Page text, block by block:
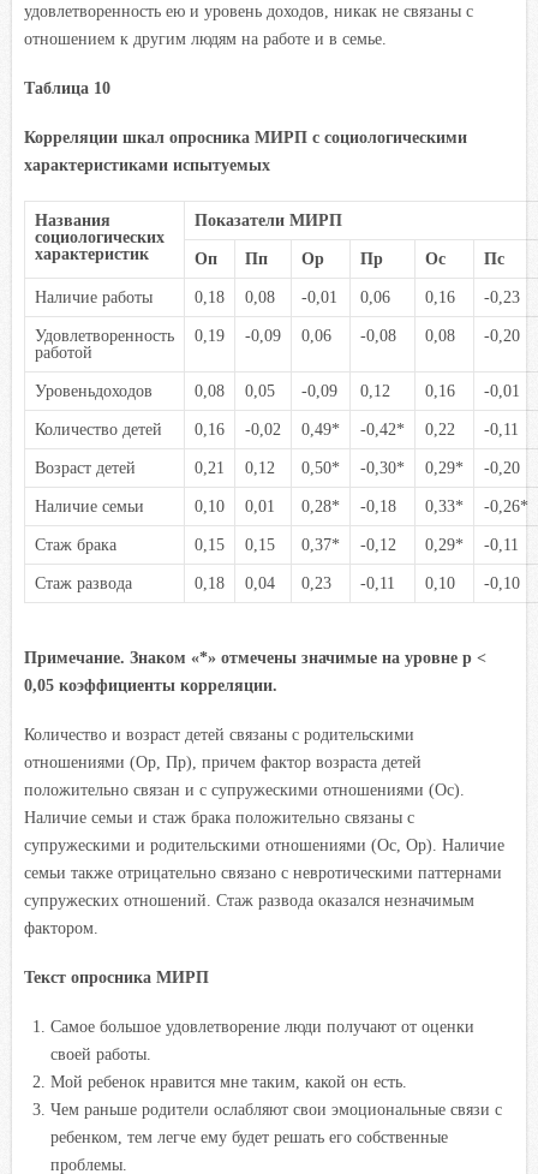
удовлетворенность ею и уровень доходов, никак не связаны с
отношением к другим людям на работе и в семье.
Таблица 10
Корреляции шкал опросника МИРП с социологическими
характеристиками испытуемых
Названия
социологических
характеристик
Показатели МИРП
Оп
Пп Ор Пр Ос
Пс
Наличие работы
0,18 0,08 -0,01 0,06 0,16
-0,23
Удовлетворенность
работой
0,19 -0,09 0,06 -0,08 0,08 -0,20
Уровеньдоходов 0,08 0,05 -0,09 0,12 0,16
-0,01
Количество детей
0,16 -0,02 0,49* -0,42* 0,22
-0,11
Возраст детей
0,21 0,12 0,50* -0,30* 0,29*
-0,20
Наличие семьи
0,10 0,01 0,28* -0,18 0,33*
-0,26*
Стаж брака
0,15 0,15 0,37* -0,12 0,29*
-0,11
Стаж развода
0,18 0,04 0,23 -0,11 0,10 -0,10
Примечание. Знаком «*» отмечены значимые на уровне р <
0,05 коэффициенты корреляции.
Количество и возраст детей связаны с родительскими
отношениями (Ор, Пр), причем фактор возраста детей
положительно связан и с супружескими отношениями (Ос).
Наличие семьи и стаж брака положительно связаны с
супружескими и родительскими отношениями (Ос, Ор). Наличие
семьи также отрицательно связано с невротическими паттернами
супружеских отношений. Стаж развода оказался незначимым
фактором.
Текст опросника МИРП
Самое большое удовлетворение люди получают от оценки
своей работы.
Мой ребенок нравится мне таким, какой он есть.
Чем раньше родители ослабляют свои эмоциональные связи с
ребенком, тем легче ему будет решать его собственные
проблемы.